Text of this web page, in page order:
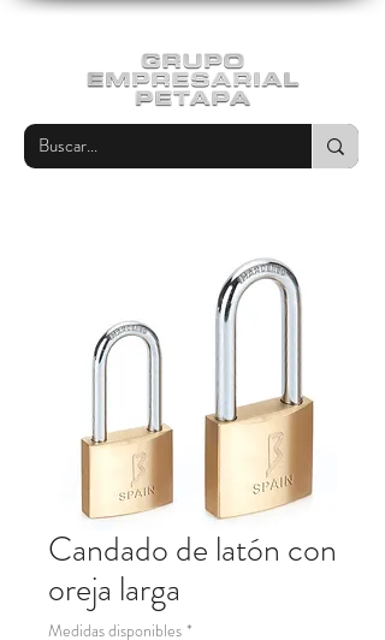
Candado de latón con
oreja larga
Medidas disponibles *